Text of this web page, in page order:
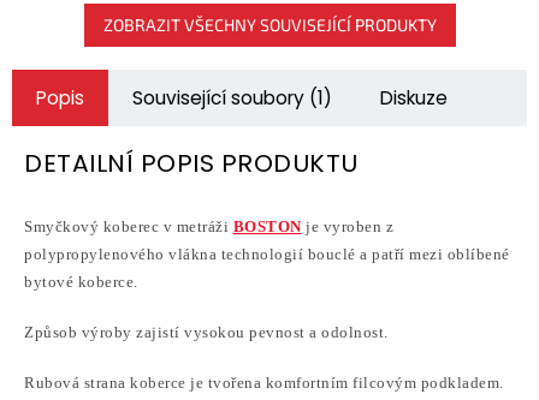
ZOBRAZIT VŠECHNY SOUVISEJÍCÍ PRODUKTY
Popis Související soubory (1) Diskuze
DETAILNÍ POPIS PRODUKTU
Smyčkový koberec v metráži BOSTONje vyroben z
polypropylenového vlákna technologií bouclé a patří mezi oblíbené
bytové koberce.
Způsob výroby zajistí vysokou pevnost a odolnost.
Rubová strana koberce je tvořena komfortním filcovým podkladem.